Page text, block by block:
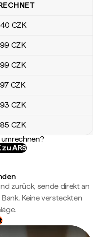
zu Tschechische
CZK
CZK
CZK
CZK
CZK
CZK
ARS
zurück, sende direkt an
Keine versteckten